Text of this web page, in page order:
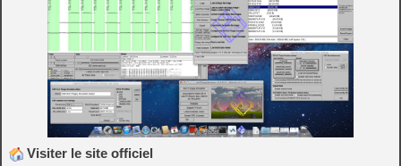
Visiter le site officiel